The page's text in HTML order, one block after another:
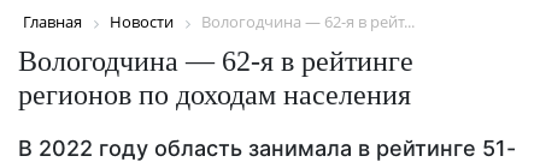
Главная Новости Вологодчина — 62-я в рейт...
Вологодчина — 62-я в рейтинге
регионов по доходам населения
В 2022 году область занимала в рейтинге 51-